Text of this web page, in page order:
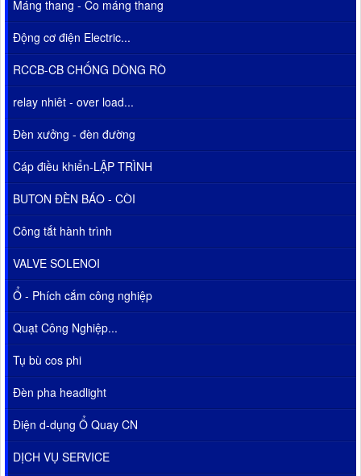
Máng thang - Co máng thang
Động cơ điện Electric...
RCCB-CB CHỐNG DÒNG RÒ
relay nhiêt - over load...
Đèn xưởng - đèn đường
Cáp điều khiển-LẬP TRÌNH
BUTON ĐÈN BÁO - CÒI
Công tắt hành trình
VALVE SOLENOI
Ổ - Phích cắm công nghiệp
Quạt Công Nghiệp...
Tụ bù cos phi
Đèn pha headlight
Điện d-dụng Ổ Quay CN
DỊCH VỤ SERVICE